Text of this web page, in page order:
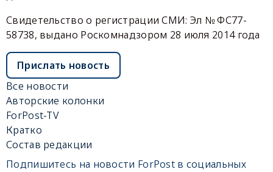
Свидетельство о регистрации СМИ: Эл № ФС77-
58738, выдано Роскомнадзором 28 июля 2014 года
Прислать новость
Все новости
Авторские колонки
ForPost-TV
Кратко
Состав редакции
Подпишитесь на новости ForPost в социальных